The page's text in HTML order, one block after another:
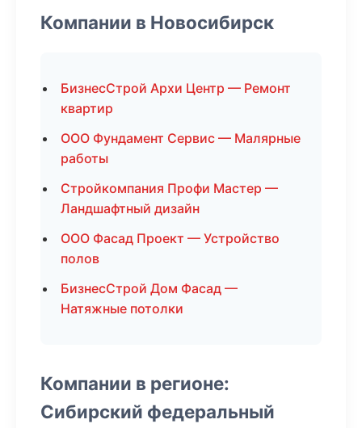
Компании в Новосибирск
БизнесСтрой Архи Центр — Ремонт
квартир
ООО Фундамент Сервис — Малярные
работы
Стройкомпания Профи Мастер —
Ландшафтный дизайн
ООО Фасад Проект — Устройство
полов
БизнесСтрой Дом Фасад —
Натяжные потолки
Компании в регионе:
Сибирский федеральный